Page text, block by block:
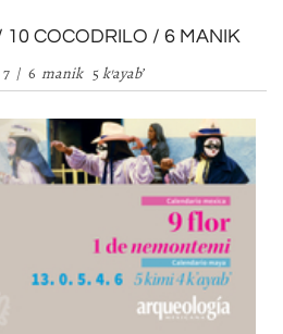
10 COCODRILO / 6 MANIK
7 / 6 manik5k’ayab’